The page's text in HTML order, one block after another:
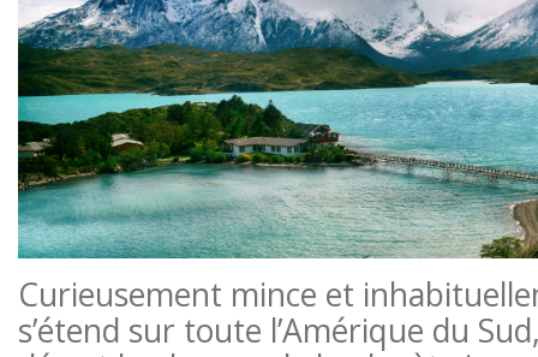
Curieusement mince et
s’étend sur toute l’Amérique du